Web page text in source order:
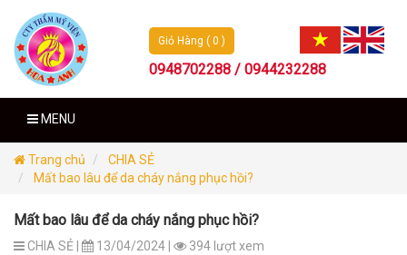
Giỏ Hàng ( 0 )
0948702288 / 0944232288
MENU
Trang chủ
CHIA SẺ
Mất bao lâu để da cháy nắng phục hồi?
Mất bao lâu để da cháy nắng phục hồi?
CHIA SẺ | 13/04/2024 | 394 lượt xem